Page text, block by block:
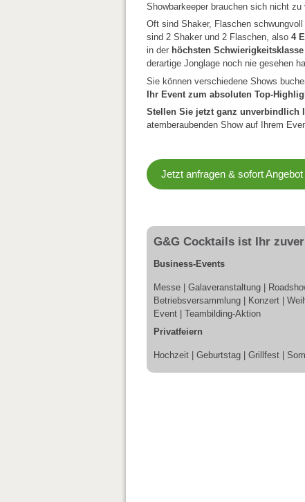
Showbarkeeper brauchen sich nicht zu
Oft sind Shaker, Flaschen
sind 2 Shaker und 2 Flaschen, also 4
in der höchsten Schwierigkeitsklasse
derartige Jonglage noch nie gesehen
Sie können verschiedene Shows
Ihr Event zum absoluten Top-
Stellen Sie jetzt ganz unverbindlich
atemberaubenden Show auf Ihrem
Jetzt anfragen & sofort
G&G Cocktails ist Ihr
Business-Events
Messe | Galaveranstaltung |
Betriebsversammlung | Konzert |
Event | Teambilding-Aktion
Privatfeiern
Hochzeit | Geburtstag | Grillfest |